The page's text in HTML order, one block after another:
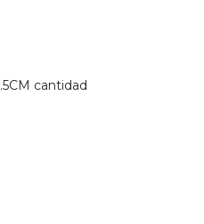
cantidad